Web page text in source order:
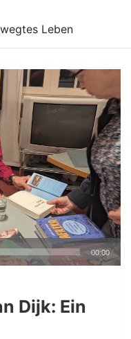
Leben
00:00
Dijk: Ein